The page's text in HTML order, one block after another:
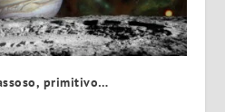
primitivo…